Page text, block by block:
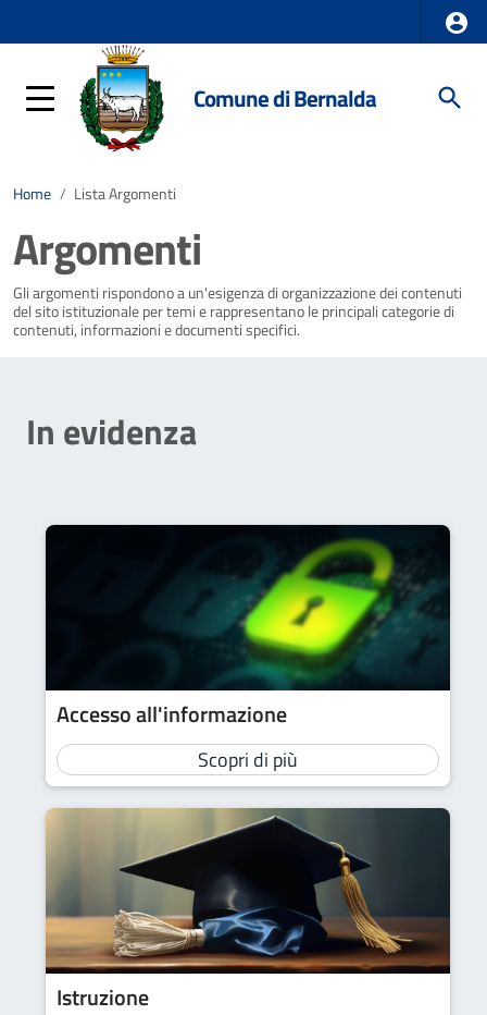
Comune di Bernalda
Home / Lista Argomenti
Argomenti
Gli argomenti rispondono a un'esigenza di organizzazione dei contenuti
del sito istituzionale per temi e rappresentano le principali categorie di
contenuti, informazioni e documenti specifici.
In evidenza
Accesso all'informazione
Scopri di più
Istruzione